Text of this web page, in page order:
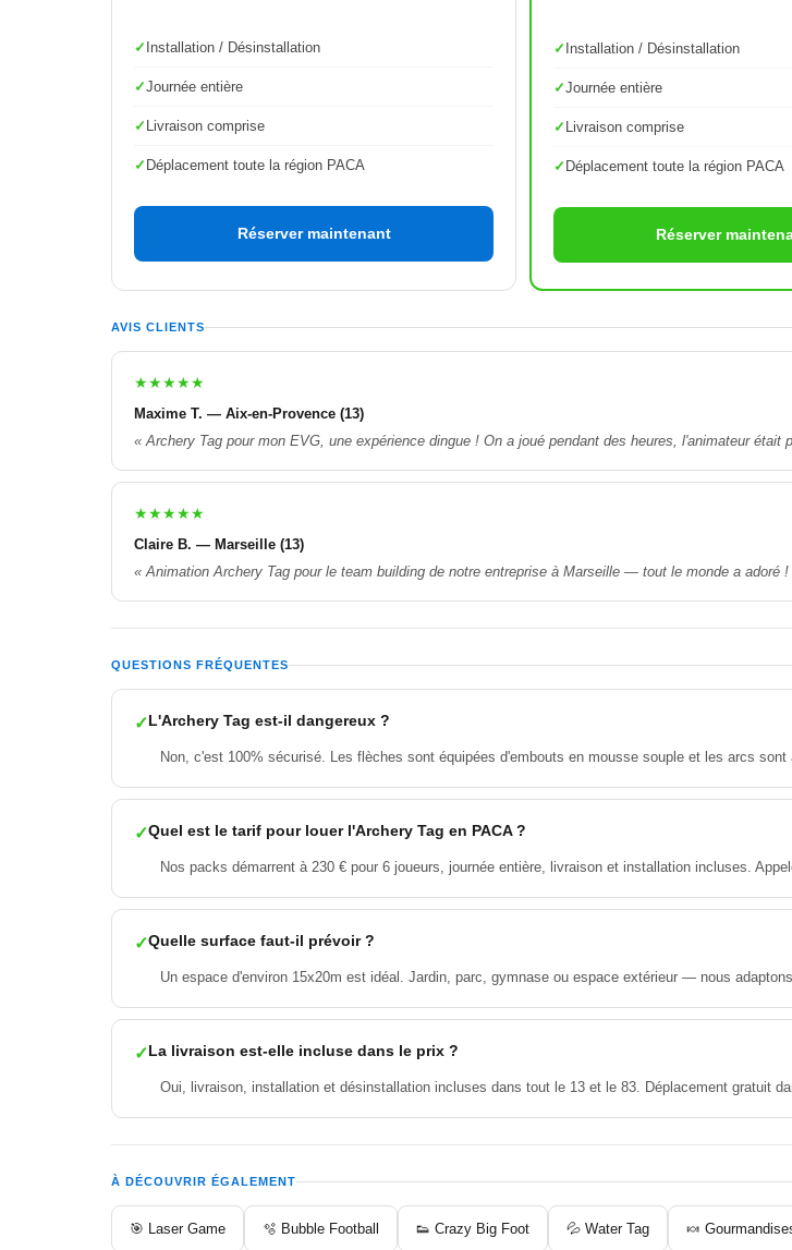
Installation / Désinstallation
Journée entière
Livraison comprise
Déplacement toute la région PACA
Réserver maintenant
Installation / Désinstallation
Journée entière
Livraison comprise
Déplacement toute la région PACA
Réserver
AVIS CLIENTS
★★★★★
Maxime T. — Aix-en-Provence (13)
« Archery Tag pour mon EVG, une expérience dingue ! On a joué pendant des heures, l'animateur
★★★★★
Claire B. — Marseille (13)
« Animation Archery Tag pour le team building de notre entreprise à Marseille — tout le monde a adoré
QUESTIONS FRÉQUENTES
L'Archery Tag est-il dangereux ?
Non, c'est 100% sécurisé. Les flèches sont équipées d'embouts en mousse souple et les arcs
Quel est le tarif pour louer l'Archery Tag en PACA ?
Nos packs démarrent à 230 € pour 6 joueurs, journée entière, livraison et installation incluses.
Quelle surface faut-il prévoir ?
Un espace d'environ 15x20m est idéal. Jardin, parc, gymnase ou espace extérieur — nous
La livraison est-elle incluse dans le prix ?
Oui, livraison, installation et désinstallation incluses dans tout le 13 et le 83. Déplacement gratuit
À DÉCOUVRIR ÉGALEMENT
🎯 Laser Game 🫧 Bubble Football 👟 Crazy Big Foot 💦 Water Tag 🍬